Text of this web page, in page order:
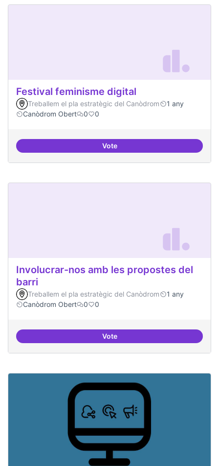
Festival feminisme digital
Treballem el pla estratègic del Canòdrom
1 any
Canòdrom Obert
0 0
VoteFestival feminisme digital
Involucrar-nos amb les propostes del
barri
Treballem el pla estratègic del Canòdrom
1 any
Canòdrom Obert
0 0
VoteInvolucrar-nos amb les